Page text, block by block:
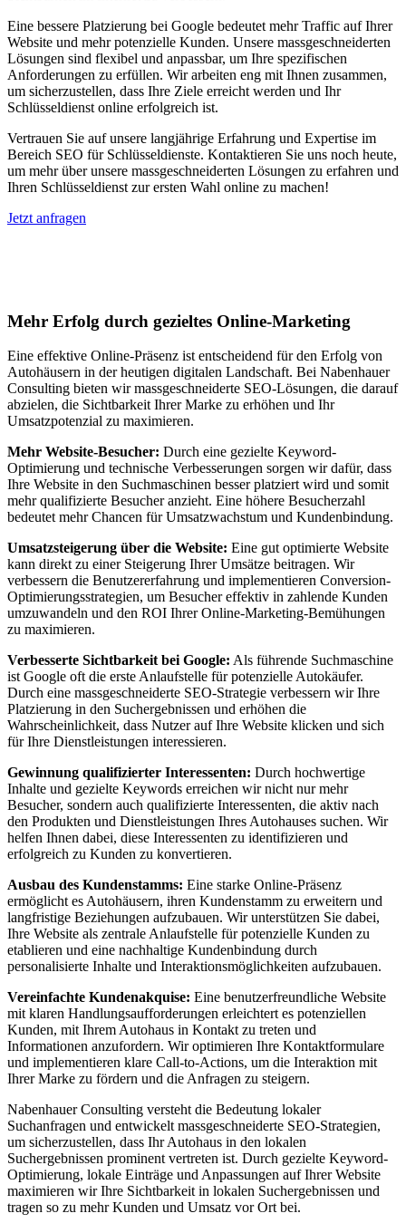
Eine bessere Platzierung bei Google bedeutet mehr Traffic auf Ihrer
Website und mehr potenzielle Kunden. Unsere massgeschneiderten
Lösungen sind flexibel und anpassbar, um Ihre spezifischen
Anforderungen zu erfüllen. Wir arbeiten eng mit Ihnen zusammen,
um sicherzustellen, dass Ihre Ziele erreicht werden und Ihr
Schlüsseldienst online erfolgreich ist.
Vertrauen Sie auf unsere langjährige Erfahrung und Expertise im
Bereich SEO für Schlüsseldienste. Kontaktieren Sie uns noch heute,
um mehr über unsere massgeschneiderten Lösungen zu erfahren und
Ihren Schlüsseldienst zur ersten Wahl online zu machen!
Jetzt anfragen
Mehr Erfolg durch gezieltes Online-Marketing
Eine effektive Online-Präsenz ist entscheidend für den Erfolg von
Autohäusern in der heutigen digitalen Landschaft. Bei Nabenhauer
Consulting bieten wir massgeschneiderte SEO-Lösungen, die darauf
abzielen, die Sichtbarkeit Ihrer Marke zu erhöhen und Ihr
Umsatzpotenzial zu maximieren.
Mehr Website-Besucher: Durch eine gezielte Keyword-
Optimierung und technische Verbesserungen sorgen wir dafür, dass
Ihre Website in den Suchmaschinen besser platziert wird und somit
mehr qualifizierte Besucher anzieht. Eine höhere Besucherzahl
bedeutet mehr Chancen für Umsatzwachstum und Kundenbindung.
Umsatzsteigerung über die Website: Eine gut optimierte Website
kann direkt zu einer Steigerung Ihrer Umsätze beitragen. Wir
verbessern die Benutzererfahrung und implementieren Conversion-
Optimierungsstrategien, um Besucher effektiv in zahlende Kunden
umzuwandeln und den ROI Ihrer Online-Marketing-Bemühungen
zu maximieren.
Verbesserte Sichtbarkeit bei Google: Als führende Suchmaschine
ist Google oft die erste Anlaufstelle für potenzielle Autokäufer.
Durch eine massgeschneiderte SEO-Strategie verbessern wir Ihre
Platzierung in den Suchergebnissen und erhöhen die
Wahrscheinlichkeit, dass Nutzer auf Ihre Website klicken und sich
für Ihre Dienstleistungen interessieren.
Gewinnung qualifizierter Interessenten: Durch hochwertige
Inhalte und gezielte Keywords erreichen wir nicht nur mehr
Besucher, sondern auch qualifizierte Interessenten, die aktiv nach
den Produkten und Dienstleistungen Ihres Autohauses suchen. Wir
helfen Ihnen dabei, diese Interessenten zu identifizieren und
erfolgreich zu Kunden zu konvertieren.
Ausbau des Kundenstamms: Eine starke Online-Präsenz
ermöglicht es Autohäusern, ihren Kundenstamm zu erweitern und
langfristige Beziehungen aufzubauen. Wir unterstützen Sie dabei,
Ihre Website als zentrale Anlaufstelle für potenzielle Kunden zu
etablieren und eine nachhaltige Kundenbindung durch
personalisierte Inhalte und Interaktionsmöglichkeiten aufzubauen.
Vereinfachte Kundenakquise: Eine benutzerfreundliche Website
mit klaren Handlungsaufforderungen erleichtert es potenziellen
Kunden, mit Ihrem Autohaus in Kontakt zu treten und
Informationen anzufordern. Wir optimieren Ihre Kontaktformulare
und implementieren klare Call-to-Actions, um die Interaktion mit
Ihrer Marke zu fördern und die Anfragen zu steigern.
Nabenhauer Consulting versteht die Bedeutung lokaler
Suchanfragen und entwickelt massgeschneiderte SEO-Strategien,
um sicherzustellen, dass Ihr Autohaus in den lokalen
Suchergebnissen prominent vertreten ist. Durch gezielte Keyword-
Optimierung, lokale Einträge und Anpassungen auf Ihrer Website
maximieren wir Ihre Sichtbarkeit in lokalen Suchergebnissen und
tragen so zu mehr Kunden und Umsatz vor Ort bei.